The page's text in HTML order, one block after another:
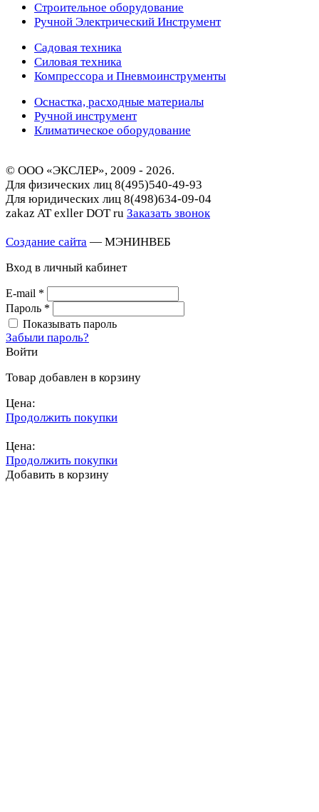
Строительное оборудование
Ручной Электрический Инструмент
Садовая техника
Силовая техника
Компрессора и Пневмоинструменты
Оснастка, расходные материалы
Ручной инструмент
Климатическое оборудование
© ООО «ЭКСЛЕР», 2009 - 2026.
Для физических лиц 8(495)540-49-93
Для юридических лиц 8(498)634-09-04
zakaz AT exller DOT ru Заказать звонок
Создание сайта — МЭНИНВЕБ
Вход в личный кабинет
E-mail *
Пароль *
Показывать пароль
Забыли пароль?
Войти
Товар добавлен в корзину
Цена:
Продолжить покупки
Цена:
Продолжить покупки
Добавить в корзину